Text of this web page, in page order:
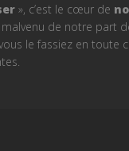
», c’est le cœur de
de notre part
le fassiez en toute